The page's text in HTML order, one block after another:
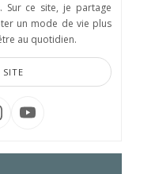
Sur ce site, je partage
un mode de vie plus
au quotidien.